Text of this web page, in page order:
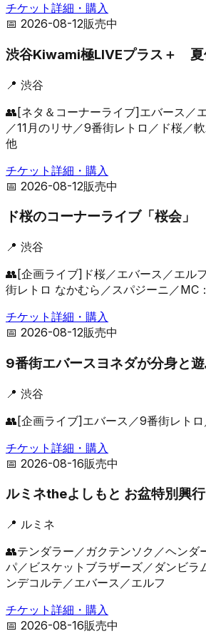
チケット詳細・購入
📅 2026-08-12販売中
渋谷Kiwami極LIVEプラス＋ 夏
📍 渋谷
👥[ネタ＆コーナーライブ]エバース／
／11月のリサ／9番街レトロ／ド桜／
他
チケット詳細・購入
📅 2026-08-12販売中
ド桜のコーナーライブ「桜会」
📍 渋谷
👥 [企画ライブ]ド桜／エバース／エル
街レトロ なかむら／スパジーニ／MC
チケット詳細・購入
📅 2026-08-12販売中
9番街エバースヨネダが分身と
📍 渋谷
👥[企画ライブ]エバース／9番街レト
チケット詳細・購入
📅 2026-08-16販売中
ルミネtheよしもと お盆特別興行
📍 ルミネ
👥テンダラー／ガクテンソク／ヘンダ
パ／ビスケットブラザーズ／ダンビラ
ンデコルテ／エバース／エルフ
チケット詳細・購入
📅 2026-08-16販売中